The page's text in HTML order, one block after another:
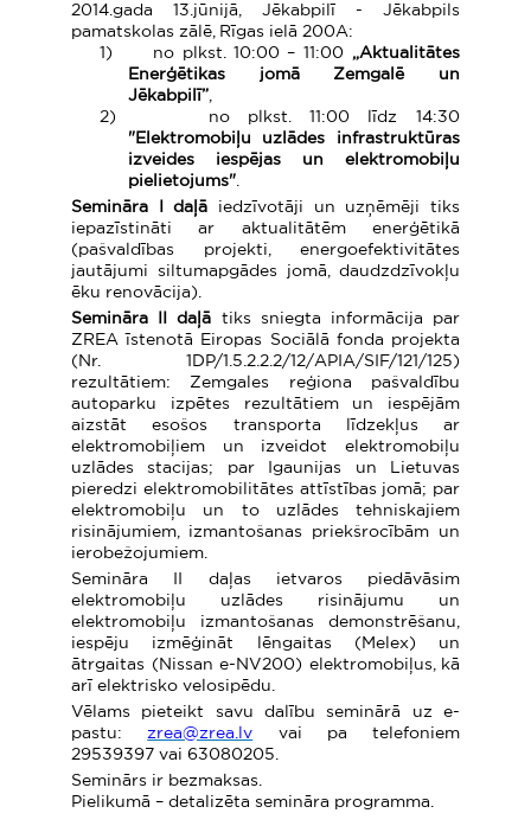
2014.gada 13.jūnijā, Jēkabpilī - Jēkabpils
pamatskolas zālē, Rīgas ielā 200A:
1)
no plkst. 10:00 – 11:00 „Aktualitātes
Enerģētikas jomā Zemgalē un
Jēkabpilī”
2)
no plkst. 11:00 līdz 14:30
"Elektromobiļu uzlādes infrastruktūras
izveides iespējas un elektromobiļu
pielietojums".
Semināra I daļā iedzīvotāji un uzņēmēji tiks
iepazīstināti ar aktualitātēm enerģētikā
(pašvaldības projekti, energoefektivitātes
jautājumi siltumapgādes jomā, daudzdzīvokļu
ēku renovācija).
Semināra II daļā tiks sniegta informācija par
ZREA īstenotā Eiropas Sociālā fonda projekta
(Nr. 1DP/1.5.2.2.2/12/APIA/SIF/121/125)
rezultātiem: Zemgales reģiona pašvaldību
autoparku izpētes rezultātiem un iespējām
aizstāt esošos transporta līdzekļus ar
elektromobiļiem un izveidot elektromobiļu
uzlādes stacijas; par Igaunijas un Lietuvas
pieredzi elektromobilitātes attīstības jomā; par
elektromobiļu un to uzlādes tehniskajiem
risinājumiem, izmantošanas priekšrocībām un
ierobežojumiem.
Semināra II daļas ietvaros piedāvāsim
elektromobiļu uzlādes risinājumu un
elektromobiļu izmantošanas demonstrēšanu,
iespēju izmēģināt lēngaitas (Melex) un
ātrgaitas (Nissan e-NV200) elektromobiļus, kā
arī elektrisko velosipēdu.
Vēlams pieteikt savu dalību seminārā uz e-
pastu: zrea@zrea.lv vai pa telefoniem
29539397 vai 63080205.
Seminārs ir bezmaksas.
Pielikumā – detalizēta semināra programma.